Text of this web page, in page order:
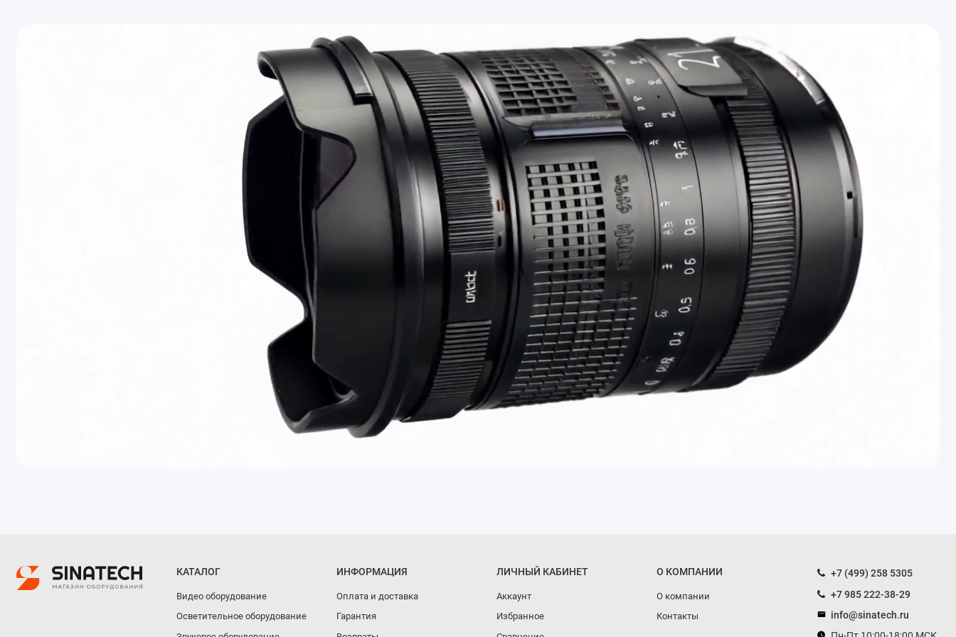
КАТАЛОГ
Видео оборудование
Осветительное оборудование
ИНФОРМАЦИЯ
Оплата и доставка
Гарантия
ЛИЧНЫЙ КАБИНЕТ
Аккаунт
Избранное
О КОМПАНИИ
О компании
Контакты
+7 (499) 258 5305
+7 985 222-38-29
info@sinatech.ru